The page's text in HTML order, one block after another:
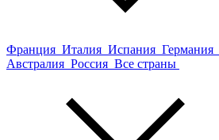
Франция Италия Испания Германия
Австралия Россия Все страны